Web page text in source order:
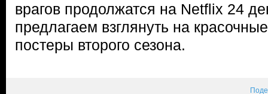
врагов продолжатся на Netflix 24
предлагаем взглянуть на
постеры второго сезона.